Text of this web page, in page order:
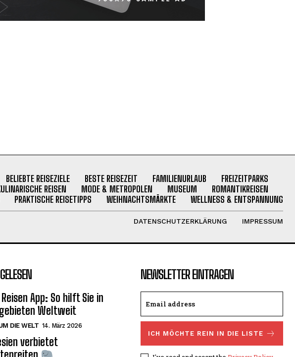
BELIEBTE REISEZIELE BESTE REISEZEIT FAMILIENURLAUB
FREIZEITPARKS
REISEN MODE & METROPOLEN MUSEUM
ROMANTIKREISEN
PRAKTISCHE REISETIPPS WEIHNACHTSMÄRKTE WELLNESS & ENTSPANNUNG
DATENSCHUTZERKLÄRUNG IMPRESSUM
App: So hilft Sie in
Weltweit
DIE WELT 14. März 2026
verbietet
NEWSLETTER EINTRAGEN
ICH MÖCHTE REIN IN DIE LISTE